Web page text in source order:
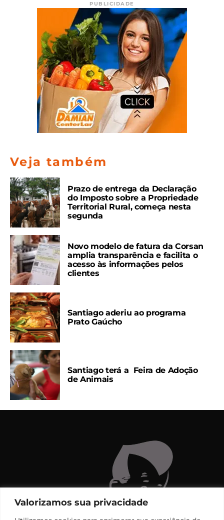
Valorizamos sua privacidade
PUBLICIDADE
Veja também
Prazo de entrega da Declaração
do Imposto sobre a Propriedade
Territorial Rural, começa nesta
segunda
Novo modelo de fatura da Corsan
amplia transparência e facilita o
acesso às informações pelos
clientes
Santiago aderiu ao programa
Prato Gaúcho
Santiago terá a Feira de Adoção
de Animais